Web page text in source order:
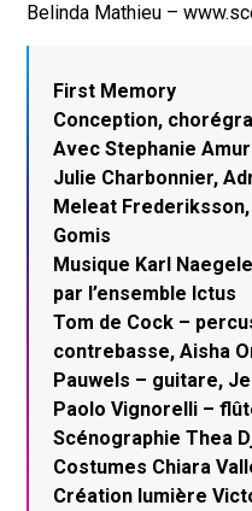
Belinda Mathieu –
First Memory
Conception,
Avec Stephanie
Julie Charbonnier,
Meleat Frederiksson,
Gomis
Musique Karl
par l’ensemble Ictus
Tom de Cock –
contrebasse, Aisha
Pauwels – guitare,
Paolo Vignorelli –
Scénographie Thea
Costumes Chiara
Création lumière